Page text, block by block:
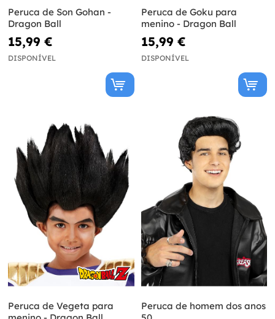
Peruca de Son Gohan -
Dragon Ball
15,99 €
DISPONÍVEL
Peruca de Goku para
menino - Dragon Ball
15,99 €
DISPONÍVEL
Peruca de Vegeta para
Peruca de homem dos anos